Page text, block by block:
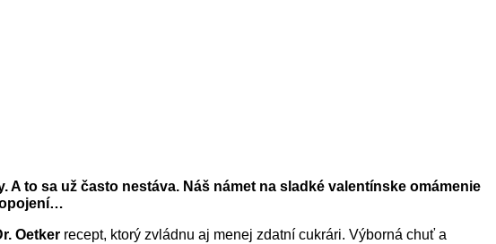
to sa už často nestáva. Náš námet na sladké valentínske omámenie
Oetker recept, ktorý zvládnu aj menej zdatní cukrári. Výborná chuť a